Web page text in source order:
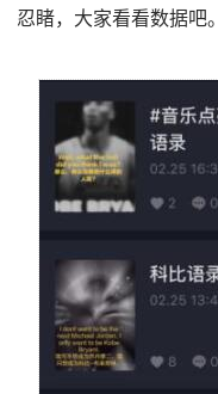
忍睹，大家看看数据吧。